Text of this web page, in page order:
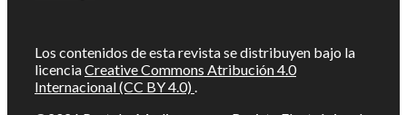
Los contenidos de esta revista se distribuyen bajo la
licenciaCreative Commons Atribución 4.0
Internacional (CC BY 4.0) .